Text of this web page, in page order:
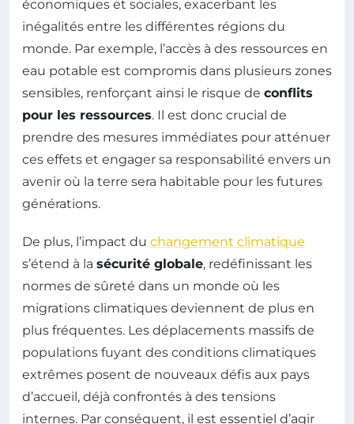
économiques et sociales, exacerbant les
inégalités entre les différentes régions du
monde. Par exemple, l’accès à des ressources en
eau potable est compromis dans plusieurs zones
sensibles, renforçant ainsi le risque de conflits
pour les ressources. Il est donc crucial de
prendre des mesures immédiates pour atténuer
ces effets et engager sa responsabilité envers un
avenir où la terre sera habitable pour les futures
générations.
De plus, l’impact du changement climatique
s’étend à la sécurité globale, redéfinissant les
normes de sûreté dans un monde où les
migrations climatiques deviennent de plus en
plus fréquentes. Les déplacements massifs de
populations fuyant des conditions climatiques
extrêmes posent de nouveaux défis aux pays
d’accueil, déjà confrontés à des tensions
internes. Par conséquent, il est essentiel d’agir